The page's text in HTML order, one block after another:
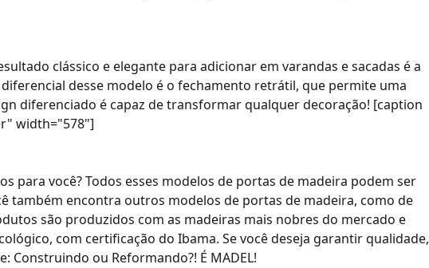
clássico e elegante para adicionar em varandas e sacadas é a
desse modelo é o fechamento retrátil, que permite uma
diferenciado é capaz de transformar qualquer decoração! [caption
width="578"]
para você? Todos esses modelos de portas de madeira podem ser
também encontra outros modelos de portas de madeira, como de
são produzidos com as madeiras mais nobres do mercado e
com certificação do Ibama. Se você deseja garantir qualidade,
Construindo ou Reformando?! É MADEL!